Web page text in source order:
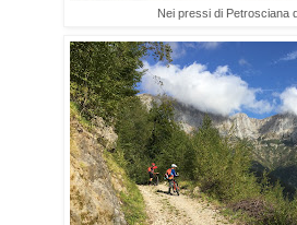
Nei pressi di Petrosciana